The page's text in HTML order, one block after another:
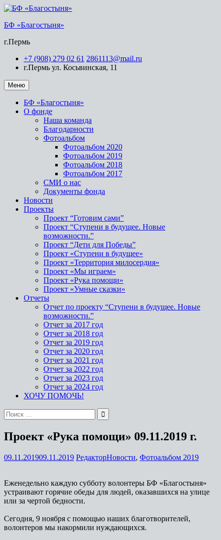
БФ «Благостыня»
г.Пермь
+7 (908) 279 02 61 2861113@mail.ru
г.Пермь ул. Косьвинская, 11
Меню
БФ «Благостыня»
О фонде
Наша команда
Благодарности
Фотоальбом
Фотоальбом 2020
Фотоальбом 2019
Фотоальбом 2018
Фотоальбом 2017
СМИ о нас
Документы фонда
Новости
Проекты
Проект “Готовим сами”
Проект “Ступени в будущее. Новые
возможности.”
Проект “Дети для Победы”
Проект «Ступени в будущее»
Проект «Территория милосердия»
Проект «Мы играем»
Проект «Рука помощи»
Проект «Умные сказки»
Отчеты
Отчет по проекту “Ступени в будущее. Новые
возможности.”
Отчет за 2017 год
Отчет за 2018 год
Отчет за 2019 год
Отчет за 2020 год
Отчет за 2021 год
Отчет за 2022 год
Отчет за 2023 год
Отчет за 2024 год
ХОЧУ ПОМОЧЬ!
Проект «Рука помощи» 09.11.2019 г.
09.11.201909.11.2019 РедакторНовости, Фотоальбом 2019
Еженедельно каждую субботу волонтеры БФ «Благостыня»
устраивают горячие обеды для людей, оказавшихся на улице
или за чертой бедности.
Сегодня, 9 ноября с помощью наших благотворителей,
волонтеров мы накормили нуждающихся.